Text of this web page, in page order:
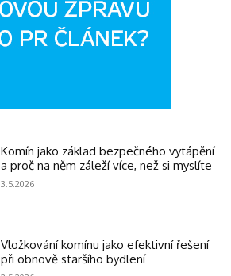
Komín jako základ bezpečného vytápění
a proč na něm záleží více, než si myslíte
3.5.2026
Vložkování komínu jako efektivní řešení
při obnově staršího bydlení